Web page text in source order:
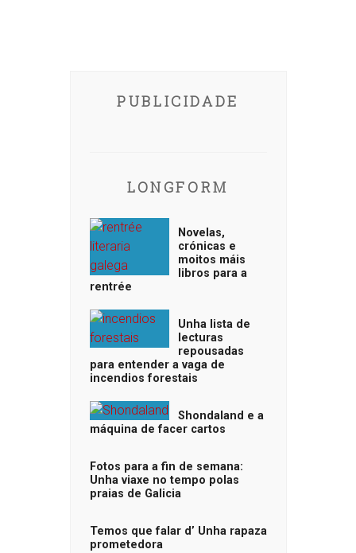
PUBLICIDADE
LONGFORM
Novelas,
crónicas e
moitos máis
libros para a
rentrée
Unha lista de
lecturas
repousadas
para entender a vaga de
incendios forestais
Shondaland e a
máquina de facer cartos
Fotos para a fin de semana:
Unha viaxe no tempo polas
praias de Galicia
Temos que falar d’ Unha rapaza
prometedora